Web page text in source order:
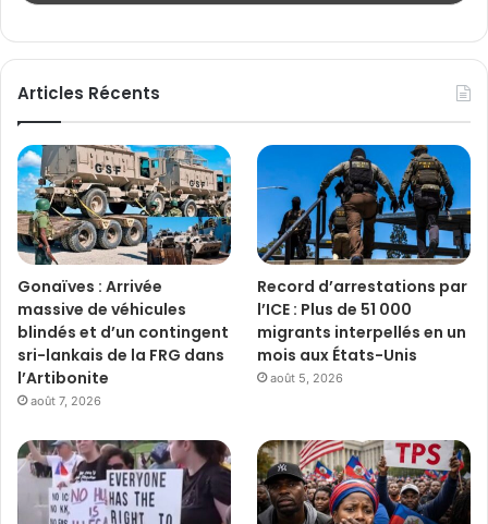
Articles Récents
Gonaïves : Arrivée
massive de véhicules
blindés et d’un contingent
sri-lankais de la FRG dans
l’Artibonite
août 7, 2026
Record d’arrestations par
l’ICE : Plus de 51 000
migrants interpellés en un
mois aux États-Unis
août 5, 2026